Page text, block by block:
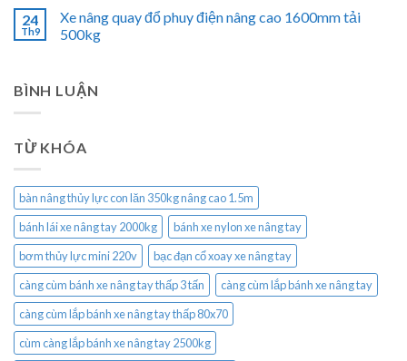
24
Th9
Xe nâng quay đổ phuy điện nâng cao 1600mm tải
500kg
BÌNH LUẬN
TỪ KHÓA
bàn nâng thủy lực con lăn 350kg nâng cao 1.5m
bánh lái xe nâng tay 2000kg
bánh xe nylon xe nâng tay
bơm thủy lực mini 220v
bạc đạn cổ xoay xe nâng tay
càng cùm bánh xe nâng tay thấp 3 tấn
càng cùm lắp bánh xe nâng tay
càng cùm lắp bánh xe nâng tay thấp 80x70
cùm càng lắp bánh xe nâng tay 2500kg